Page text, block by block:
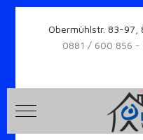
Obermühlstr. 83-97,
0881 / 600 856 -
Mobile Menu Toggle